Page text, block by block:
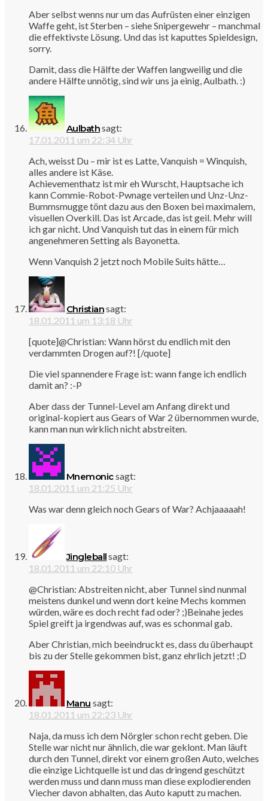
Aber selbst wenns nur um das Aufrüsten einer einzigen
Waffe geht, ist Sterben – siehe Snipergewehr – manchmal
die effektivste Lösung. Und das ist kaputtes Spieldesign,
sorry.
Damit, dass die Hälfte der Waffen langweilig und die
andere Hälfte unnötig, sind wir uns ja einig, Aulbath. :)
Aulbathsagt:
17.01.2011 um 22:34 Uhr
Ach, weisst Du – mir ist es Latte, Vanquish = Winquish,
alles andere ist Käse.
Achievementhatz ist mir eh Wurscht, Hauptsache ich
kann Commie-Robot-Pwnage verteilen und Unz-Unz-
Bummsmugge tönt dazu aus den Boxen bei maximalem,
visuellen Overkill. Das ist Arcade, das ist geil. Mehr will
ich gar nicht. Und Vanquish tut das in einem für mich
angenehmeren Setting als Bayonetta.
Wenn Vanquish 2 jetzt noch Mobile Suits hätte…
Christiansagt:
18.01.2011 um 13:18 Uhr
[quote]@Christian: Wann hörst du endlich mit den
verdammten Drogen auf?! [/quote]
Die viel spannendere Frage ist: wann fange ich endlich
damit an? :-P
Aber dass der Tunnel-Level am Anfang direkt und
original-kopiert aus Gears of War 2 übernommen wurde,
kann man nun wirklich nicht abstreiten.
Mnemonicsagt:
18.01.2011 um 21:25 Uhr
Was war denn gleich noch Gears of War? Achjaaaaah!
Jingleballsagt:
18.01.2011 um 22:10 Uhr
@Christian: Abstreiten nicht, aber Tunnel sind nunmal
meistens dunkel und wenn dort keine Mechs kommen
würden, wäre es doch recht fad oder? ;)Beinahe jedes
Spiel greift ja irgendwas auf, was es schonmal gab.
Aber Christian, mich beeindruckt es, dass du überhaupt
bis zu der Stelle gekommen bist, ganz ehrlich jetzt! ;D
Manu sagt:
18.01.2011 um 22:23 Uhr
Naja, da muss ich dem Nörgler schon recht geben. Die
Stelle war nicht nur ähnlich, die war geklont. Man läuft
durch den Tunnel, direkt vor einem großen Auto, welches
die einzige Lichtquelle ist und das dringend geschützt
werden muss und dann muss man diese explodierenden
Viecher davon abhalten, das Auto kaputt zu machen.